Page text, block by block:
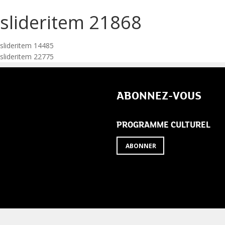
slideritem 21868
Navigation
de
slideritem 14485
slideritem 22775
ABONNEZ-VOUS
PROGRAMME CULTUREL
ABONNER